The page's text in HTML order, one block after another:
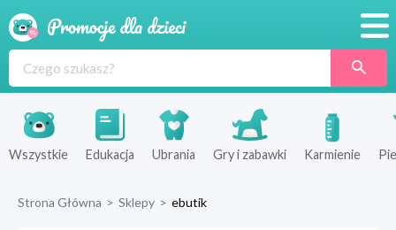
Produkty
Sklepy
Wszystkie Edukacja Ubrania Gry i zabawki Karmienie
Strona Główna > Sklepy > ebutik